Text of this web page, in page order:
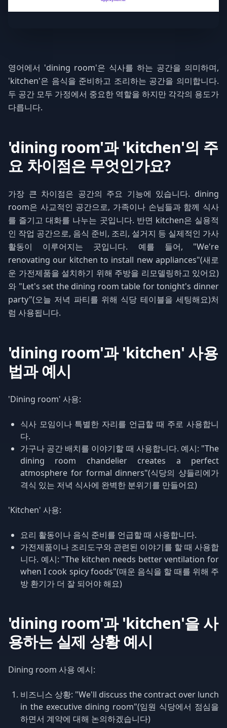
영어에서 'dining room'은 식사를 하는 공간을 의미하며,
'kitchen'은 음식을 준비하고 조리하는 공간을 의미합니다.
두 공간 모두 가정에서 중요한 역할을 하지만 각각의 용도가
다릅니다.
'dining room'과 'kitchen'의 주
요 차이점은 무엇인가요?
가장 큰 차이점은 공간의 주요 기능에 있습니다. dining
room은 사교적인 공간으로, 가족이나 손님들과 함께 식사
를 즐기고 대화를 나누는 곳입니다. 반면 kitchen은 실용적
인 작업 공간으로, 음식 준비, 조리, 설거지 등 실제적인 가사
활동이 이루어지는 곳입니다. 예를 들어, "We're
renovating our kitchen to install new appliances"(새로
운 가전제품을 설치하기 위해 주방을 리모델링하고 있어요)
와 "Let's set the dining room table for tonight's dinner
party"(오늘 저녁 파티를 위해 식당 테이블을 세팅해요)처
럼 사용됩니다.
'dining room'과 'kitchen' 사용
법과 예시
'Dining room' 사용:
식사 모임이나 특별한 자리를 언급할 때 주로 사용합니
다.
가구나 공간 배치를 이야기할 때 사용합니다. 예시: "The
dining room chandelier creates a perfect
atmosphere for formal dinners"(식당의 샹들리에가
격식 있는 저녁 식사에 완벽한 분위기를 만들어요)
'Kitchen' 사용:
요리 활동이나 음식 준비를 언급할 때 사용합니다.
가전제품이나 조리도구와 관련된 이야기를 할 때 사용합
니다. 예시: "The kitchen needs better ventilation for
when I cook spicy foods"(매운 음식을 할 때를 위해 주
방 환기가 더 잘 되어야 해요)
'dining room'과 'kitchen'을 사
용하는 실제 상황 예시
Dining room 사용 예시:
비즈니스 상황: "We'll discuss the contract over lunch
in the executive dining room"(임원 식당에서 점심을
하면서 계약에 대해 논의하겠습니다)